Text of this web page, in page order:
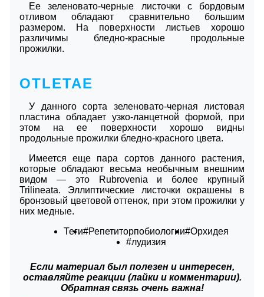
Ее зеленовато-черные листочки с бордовым
отливом обладают сравнительно большим
размером. На поверхности листьев хорошо
различимы бледно-красные продольные
прожилки.
OTLETAE
У данного сорта зеленовато-черная листовая
пластина обладает узко-ланцетной формой, при
этом на ее поверхности хорошо видны
продольные прожилки бледно-красного цвета.
Имеется еще пара сортов данного растения,
которые обладают весьма необычным внешним
видом ― это Rubrovenia и более крупный
Trilineata. Эллиптические листочки окрашены в
бронзовый цветовой оттенок, при этом прожилки у
них медные.
Теги#Репетиторпобиологии#Орхидея
#лудизия
Если материал был полезен и интересен,
оставляйте реакции (лайки и комментарии).
Обратная связь очень важна!